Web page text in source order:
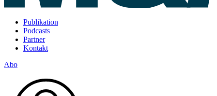
Publikation
Podcasts
Partner
Kontakt
Abo